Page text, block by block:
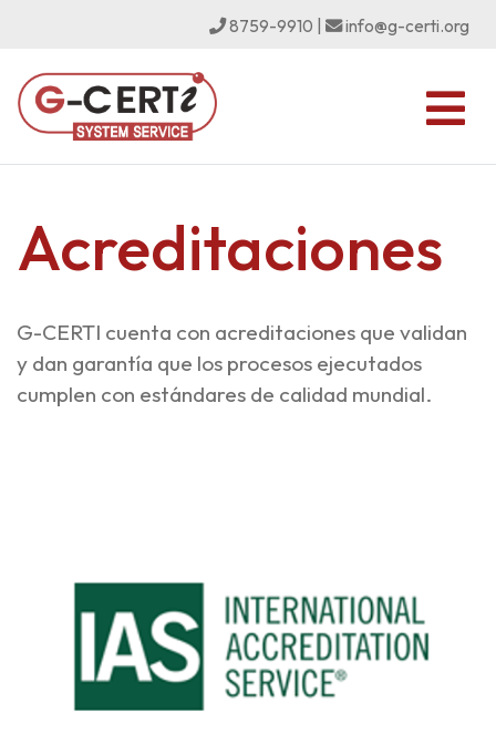
8759-9910 info@g-certi.org
Acreditaciones
G-CERTI cuenta con acreditaciones que validan
y dan garantía que los procesos ejecutados
cumplen con estándares de calidad mundial.